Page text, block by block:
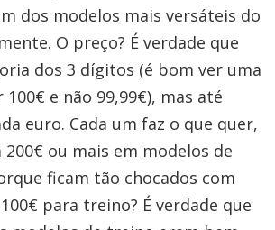
dos modelos mais versáteis do
O preço? É verdade que
dos 3 dígitos (é bom ver uma
100€ e não 99,99€), mas até
euro. Cada um faz o que quer,
200€ ou mais em modelos de
ficam tão chocados com
para treino? É verdade que